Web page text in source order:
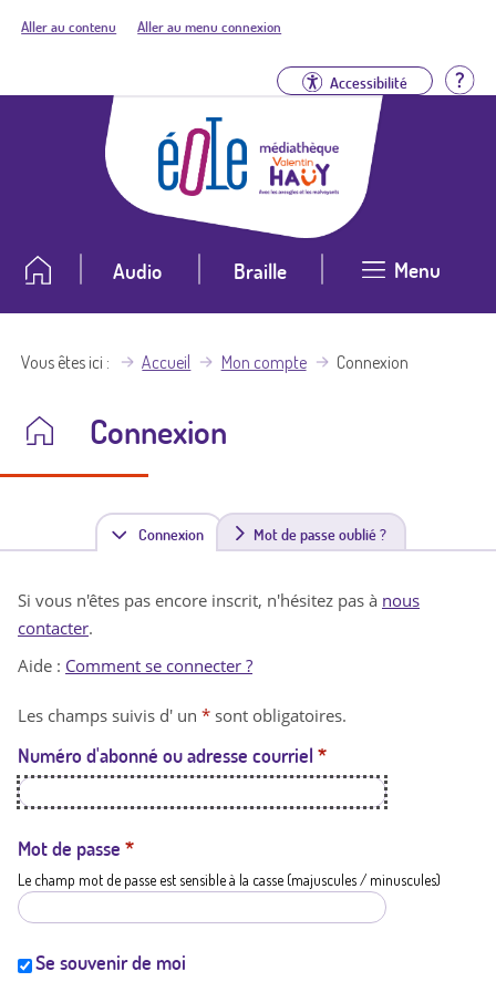
Aller au contenu Aller au menu connexion
Accessibilité
Audio Braille Menu
Vous êtes ici Accueil Mon compte Connexion
Connexion
Connexion(
n
t
a
t
i
Mot de passe oublié ?
Si vous n'êtes pas encore inscrit, n'hésitez pas à nous
contacter.
Aide : Comment se connecter ?
Les champs suivis d' un * sont obligatoires.
Numéro d'abonné ou adresse courriel *
Mot de passe *
Le champ mot de passe est sensible à la casse (majuscules / minuscules)
Se souvenir de moi